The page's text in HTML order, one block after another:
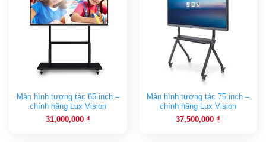
Màn hình tương tác 65 inch –
chính hãng Lux Vision
31,000,000 ₫
Màn hình tương tác 75 inch –
chính hãng Lux Vision
37,500,000 ₫